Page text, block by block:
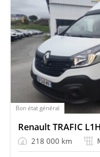
Bon état général
218 000 km